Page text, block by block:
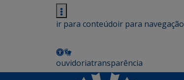
ir para conteúdoir para navegação
ouvidoriatransparência